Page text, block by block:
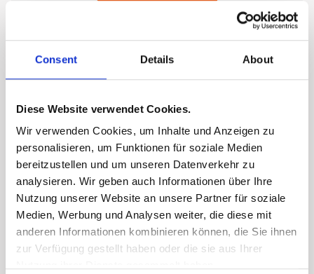
Consent Details About
Diese Website verwendet Cookies.
Wir verwenden Cookies, um Inhalte und Anzeigen zu
personalisieren, um Funktionen für soziale Medien
bereitzustellen und um unseren Datenverkehr zu
analysieren. Wir geben auch Informationen über Ihre
Nutzung unserer Website an unsere Partner für soziale
Medien, Werbung und Analysen weiter, die diese mit
anderen Informationen kombinieren können, die Sie ihnen
zur Verfügung gestellt haben oder die sie aus Ihrer